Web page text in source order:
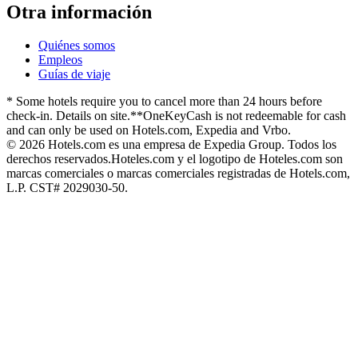
Otra información
Quiénes somos
Empleos
Guías de viaje
* Some hotels require you to cancel more than 24 hours before
check-in. Details on site.**OneKeyCash is not redeemable for cash
and can only be used on Hotels.com, Expedia and Vrbo.
© 2026 Hotels.com es una empresa de Expedia Group. Todos los
derechos reservados.Hoteles.com y el logotipo de Hoteles.com son
marcas comerciales o marcas comerciales registradas de Hotels.com,
L.P. CST# 2029030-50.